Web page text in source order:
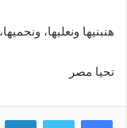
هنبنيها ونعليها،
تحيا مصر